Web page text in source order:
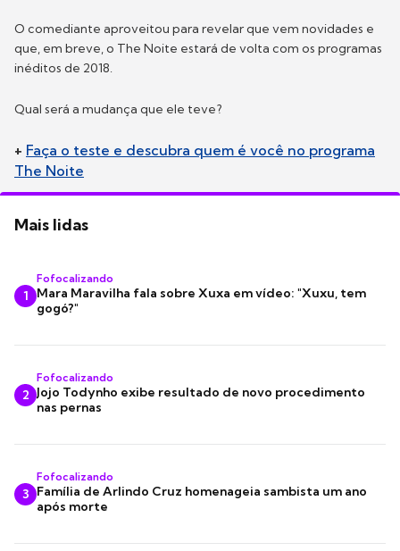
O comediante aproveitou para revelar que vem novidades e
que, em breve, o The Noite estará de volta com os programas
inéditos de 2018.
Qual será a mudança que ele teve?
+ Faça o teste e descubra quem é você no programa
The Noite
Mais lidas
1
Fofocalizando
Mara Maravilha fala sobre Xuxa em vídeo: "Xuxu, tem
gogó?"
2
Fofocalizando
Jojo Todynho exibe resultado de novo procedimento
nas pernas
3
Fofocalizando
Família de Arlindo Cruz homenageia sambista um ano
após morte